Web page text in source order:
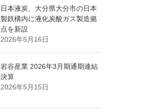
日本液炭、大分県大分市の日本
製鉄構内に液化炭酸ガス製造拠
点を新設
2026年5月16日
岩谷産業 2026年3月期通期連結
決算
2026年5月15日